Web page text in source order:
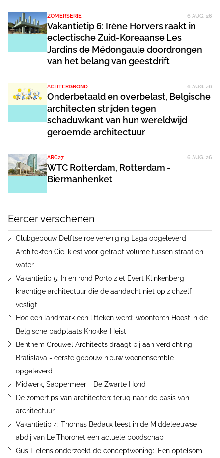
ZOMERSERIE 6 AUG. 26
Vakantietip 6: Irène Horvers raakt in
eclectische Zuid-Koreaanse Les
Jardins de Médongaule doordrongen
van het belang van geestdrift
ACHTERGROND 6 AUG. 26
Onderbetaald en overbelast, Belgische
architecten strijden tegen
schaduwkant van hun wereldwijd
geroemde architectuur
ARC27 6 AUG. 26
WTC Rotterdam, Rotterdam -
Biermanhenket
Eerder verschenen
Clubgebouw Delftse roeivereniging Laga opgeleverd -
Architekten Cie. kiest voor getrapt volume tussen straat en
water
Vakantietip 5: In en rond Porto ziet Evert Klinkenberg
krachtige architectuur die de aandacht niet op zichzelf
vestigt
Hoe een landmark een litteken werd: woontoren Hoost in de
Belgische badplaats Knokke-Heist
Benthem Crouwel Architects draagt bij aan verdichting
Bratislava - eerste gebouw nieuw woonensemble
opgeleverd
Midwerk, Sappermeer - De Zwarte Hond
De zomertips van architecten: terug naar de basis van
architectuur
Vakantietip 4: Thomas Bedaux leest in de Middeleeuwse
abdij van Le Thoronet een actuele boodschap
Gus Tielens onderzoekt de conceptwoning: 'Een optelsom